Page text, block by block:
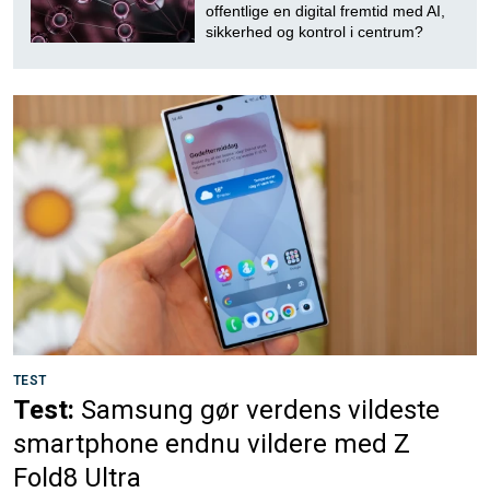
offentlige en digital fremtid med AI,
sikkerhed og kontrol i centrum?
TEST
Test: Samsung gør verdens vildeste
smartphone endnu vildere med Z
Fold8 Ultra